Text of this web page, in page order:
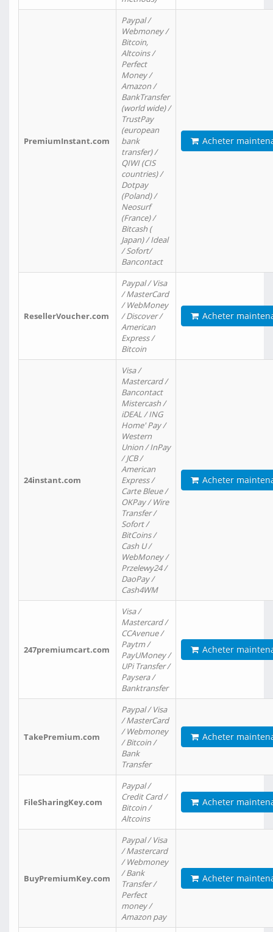
PremiumInstant.com
Paypal /
Webmoney /
Bitcoin,
Altcoins /
Perfect
Money /
Amazon /
BankTransfer
(world wide) /
TrustPay
(european
bank
transfer) /
QIWI (CIS
countries) /
Dotpay
(Poland) /
Neosurf
(France) /
Bitcash (
Japan) / Ideal
/ Sofort/
Bancontact
Acheter
ResellerVoucher.com
Paypal / Visa
/ MasterCard
/ WebMoney
/ Discover /
American
Express /
Bitcoin
Acheter
24instant.com
Visa /
Mastercard /
Bancontact
Mistercash /
iDEAL / ING
Home' Pay /
Western
Union / InPay
/ JCB /
American
Express /
Carte Bleue /
OKPay / Wire
Transfer /
Sofort /
BitCoins /
Cash U /
WebMoney /
Przelewy24 /
DaoPay /
Cash4WM
Acheter
247premiumcart.com
Visa /
Mastercard /
CCAvenue /
Paytm /
PayUMoney /
UPi Transfer /
Paysera /
Banktransfer
Acheter
TakePremium.com
Paypal / Visa
/ MasterCard
/ Webmoney
/ Bitcoin /
Bank
Transfer
Acheter
FileSharingKey.com
Paypal /
Credit Card /
Bitcoin /
Altcoins
Acheter
BuyPremiumKey.com
Paypal / Visa
/ Mastercard
/ Webmoney
/ Bank
Transfer /
Perfect
money /
Amazon pay
Acheter